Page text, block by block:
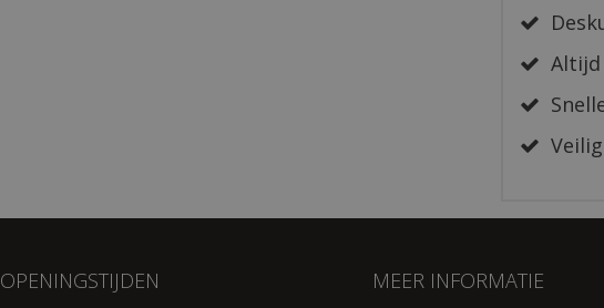
OPENINGSTIJDEN MEER INFORMATIE